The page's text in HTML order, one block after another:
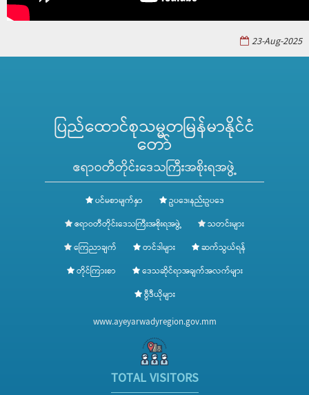
23-Aug-2025
ပြည်ထောင်စုသမ္မတမြန်မာနိုင်ငံ
တော်
ဧရာဝတီတိုင်းဒေသကြီးအစိုးရအဖွဲ့
ပင်မစာမျက်နှာ
ဥပဒေ၊နည်းဥပဒေ
ဧရာဝတီတိုင်းဒေသကြီးအစိုးရအဖွဲ့
သတင်းများ
ကြေညာချက်
တင်ဒါများ
ဆက်သွယ်ရန်
တိုင်ကြားစာ
ဒေသဆိုင်ရာအချက်အလက်များ
ဗွီဒီယိုများ
www.ayeyarwadyregion.gov.mm
TOTAL VISITORS